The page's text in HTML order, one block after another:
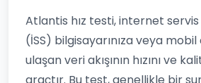
Atlantis hız testi, internet servis
(İSS) bilgisayarınıza veya mobil
ulaşan veri akışının hızını ve
araçtır. Bu test, genellikle bir